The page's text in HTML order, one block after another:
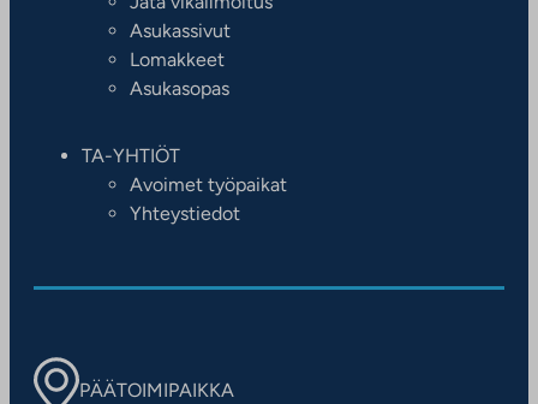
Asukassivut
Lomakkeet
Asukasopas
TA-YHTIÖT
Avoimet työpaikat
Yhteystiedot
PÄÄTOIMIPAIKKA